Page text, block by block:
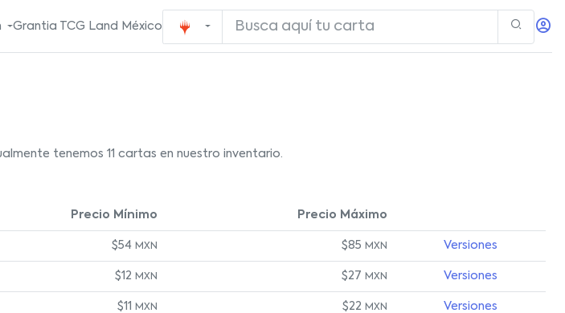
Grantia TCG Land México
tenemos 11 cartas en nuestro inventario.
Precio Mínimo Precio Máximo
$54 MXN $85 MXN Versiones
$12 MXN $27 MXN Versiones
$11 MXN $22 MXN Versiones